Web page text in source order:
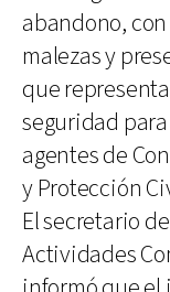
abandono,
malezas y
que
seguridad
agentes de
y Protección
El secretario
Actividades